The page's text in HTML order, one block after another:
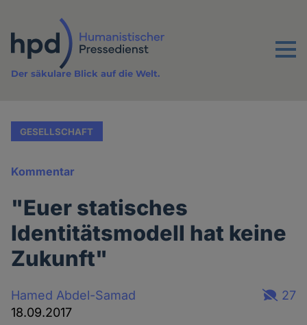
Inhalt
Menu
Der säkulare Blick auf die Welt.
GESELLSCHAFT
Kommentar
"Euer statisches
Identitätsmodell hat keine
Zukunft"
Hamed Abdel-Samad
18.09.2017
27